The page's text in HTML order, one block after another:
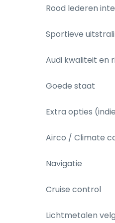
Rood lederen
Sportieve
Audi kwaliteit en
Goede staat
Extra opties
Airco / Climate
Navigatie
Cruise control
Lichtmetalen